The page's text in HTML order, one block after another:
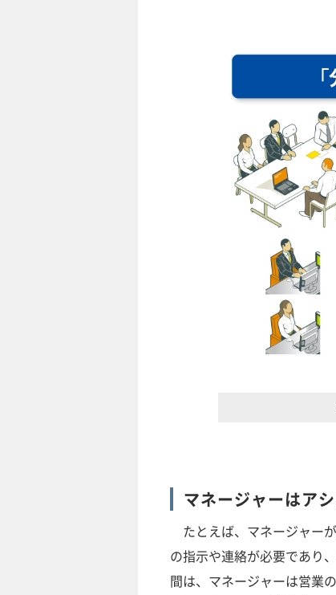
マネージャーはア
たとえば、マネージャー
の指示や連絡が必要であり
間は、マネージャーは営業